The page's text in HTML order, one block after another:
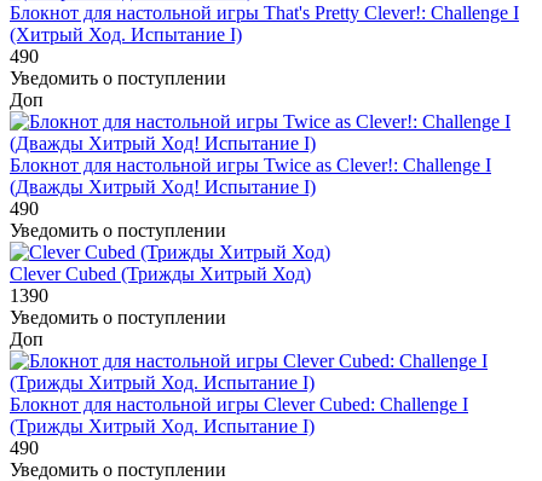
Блокнот для настольной игры That's Pretty Clever!: Challenge I
(Хитрый Ход. Испытание I)
490
Уведомить о поступлении
Доп
Блокнот для настольной игры Twice as Clever!: Challenge I
(Дважды Хитрый Ход! Испытание I)
490
Уведомить о поступлении
Clever Cubed (Трижды Хитрый Ход)
1390
Уведомить о поступлении
Доп
Блокнот для настольной игры Clever Cubed: Challenge I
(Трижды Хитрый Ход. Испытание I)
490
Уведомить о поступлении